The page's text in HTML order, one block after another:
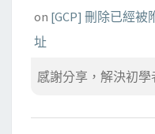
on [GCP] 刪除已經被
址
感謝分享，解決初學